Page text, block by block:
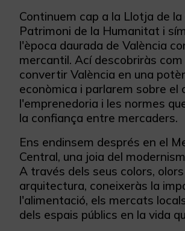
Continuem cap a la Llotja de la
Patrimoni de la Humanitat i
l'època daurada de València
mercantil. Ací descobriràs
convertir València en una
econòmica i parlarem sobre el
l'emprenedoria i les normes
la confiança entre mercaders.
Ens endinsem després en el
Central, una joia del
A través dels seus colors,
arquitectura, coneixeràs la
l'alimentació, els mercats
dels espais públics en la vida